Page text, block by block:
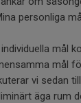
personliga
individuella mål
mål
vi sedan
äga rum